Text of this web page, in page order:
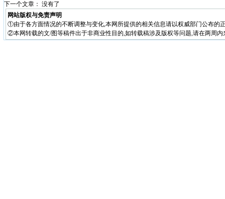
下一个文章： 没有了
网站版权与免责声明
①由于各方面情况的不断调整与变化,本网所提供的相关信息请以权威部门公布的
②本网转载的文/图等稿件出于非商业性目的,如转载稿涉及版权等问题,请在两周内